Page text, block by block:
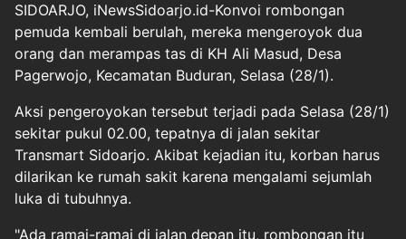
SIDOARJO, iNewsSidoarjo.id-Konvoi rombongan
pemuda kembali berulah, mereka mengeroyok dua
orang dan merampas tas di KH Ali Masud, Desa
Pagerwojo, Kecamatan Buduran, Selasa (28/1).
Aksi pengeroyokan tersebut terjadi pada Selasa (28/1)
sekitar pukul 02.00, tepatnya di jalan sekitar
Transmart Sidoarjo. Akibat kejadian itu, korban harus
dilarikan ke rumah sakit karena mengalami sejumlah
luka di tubuhnya.
"Ada ramai-ramai di jalan depan itu, rombongan itu